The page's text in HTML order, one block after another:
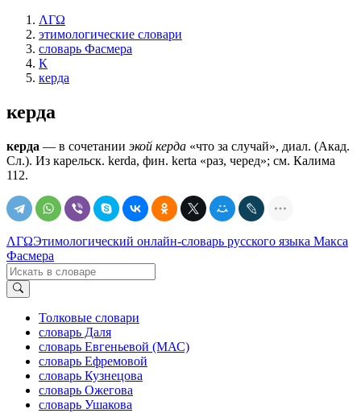
ΛΓΩ
этимологические словари
словарь Фасмера
К
керда
керда
керда — в сочетании экой керда «что за случай», диал. (Акад.
Сл.). Из карельск. kerda, фин. kerta «раз, черед»; см. Калима
112.
ΛΓΩЭтимологический онлайн-словарь русского языка Макса
Фасмера
Толковые словари
словарь Даля
словарь Евгеньевой (МАС)
словарь Ефремовой
словарь Кузнецова
словарь Ожегова
словарь Ушакова